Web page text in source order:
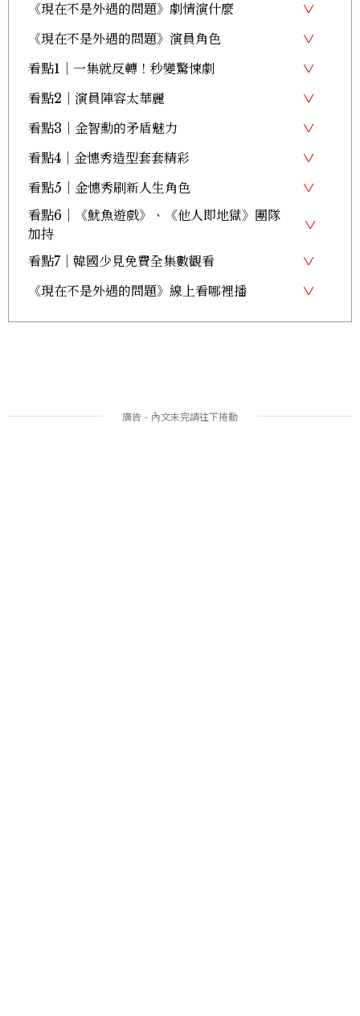
《現在不是外遇的問題》劇情演什麼
《現在不是外遇的問題》演員角色
看點1｜一集就反轉！秒變驚悚劇
看點2｜演員陣容太華麗
看點3｜金智勳的矛盾魅力
看點4｜金憓秀造型套套精彩
看點5｜金憓秀刷新人生角色
看點6｜《魷魚遊戲》、《他人即地獄》團隊
加持
看點7｜韓國少見免費全集數觀看
《現在不是外遇的問題》線上看哪裡播